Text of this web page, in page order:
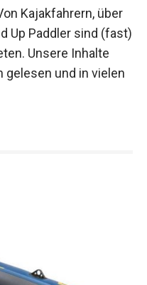
Kajakfahrern, über
Up Paddler sind (fast)
Unsere Inhalte
und in vielen